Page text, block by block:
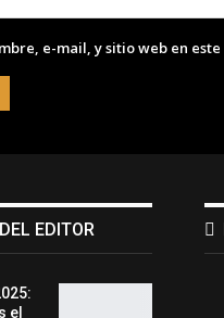
e-mail, y sitio web en
EDITOR
el